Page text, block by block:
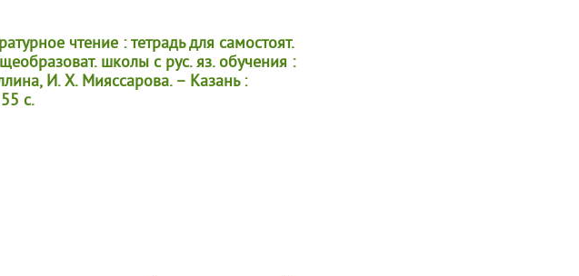
чтение : тетрадь для самостоят.
школы с рус. яз. обучения :
И. Х. Мияссарова. – Казань :
с.